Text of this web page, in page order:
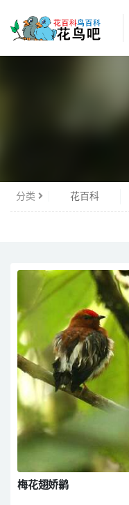
分类 花百科
梅花翅娇鹟